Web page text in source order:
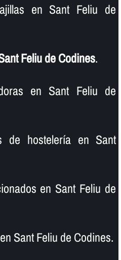
en Sant Feliu de
Feliu de Codines.
en Sant Feliu de
de hostelerí­a en Sant
en Sant Feliu de
Sant Feliu de Codines.